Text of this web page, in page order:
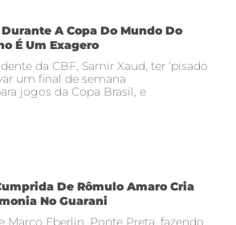
A Copa Do Mundo Do
É Um Exagero
da CBF, Samir Xaud, ter ‘pisado
um final de semana
jogos da Copa Brasil, e
De Rômulo Amaro Cria
No Guarani
Marco Eberlin, Ponte Preta, fazendo